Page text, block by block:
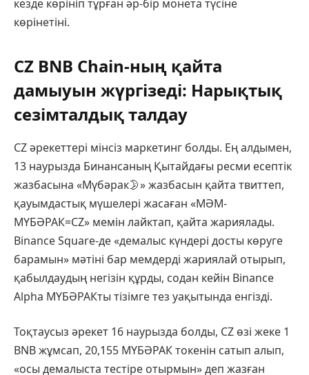
кезде көрініп тұрған әр-бір монета түсіне
көрінетіні.
CZ BNB Chain-ның қайта
дамыуын жүргізеді: Нарықтық
сезімталдық талдау
CZ әрекеттері мінсіз маркетинг болды. Ең алдымен,
13 наурызда Бинансаның Қытайдағы ресми есептік
жазбасына «Мүбәрак🌛» жазбасын қайта твиттеп,
қауымдастық мүшелері жасаған «МӘМ-
МҮБӘРАК=CZ» мемін лайктап, қайта жариялады.
Binance Square-де «демалыс күндері досты көруге
барамын» мәтіні бар мемдерді жариялай отырып,
қабылдаудың негізін құрды, содан кейін Binance
Alpha МҮБӘРАКты тізімге тез уақытында енгізді.
Тоқтаусыз әрекет 16 наурызда болды, CZ өзі жеке 1
BNB жұмсап, 20,155 МҮБӘРАК токенін сатып алып,
«осы демалыста тестіре отырмын» деп жазған